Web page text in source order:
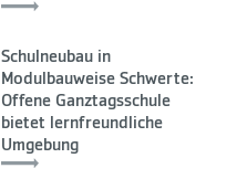
Schulneubau in
Modulbauweise Schwerte:
Offene Ganztagsschule
bietet lernfreundliche
Umgebung